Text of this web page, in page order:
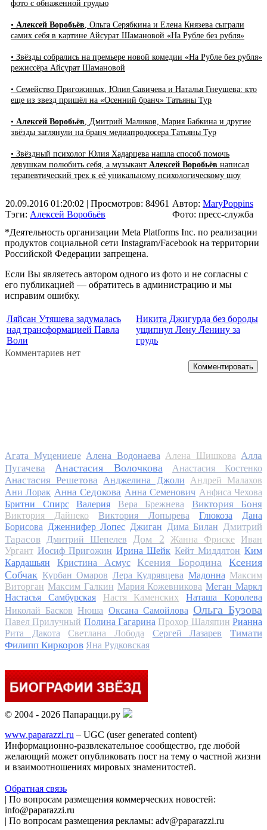
фото с обнаженной грудью
• Алексей Воробьёв, Ольга Серябкина и Елена Князева сыграли
самих себя в картине Айсурат Шамановой «На Рубле без рубля»
• Звёзды собрались на премьере новой комедии «На Рубле без рубля»
режиссёра Айсурат Шамановой
• Семейство Пригожиных, Юлия Савичева и Наталья Гнеушева: кто
еще из звезд пришёл на «Осенний бранч» Татьяны Тур
• Алексей Воробьёв, Дмитрий Маликов, Мария Бабкина и другие
звёзды заглянули на бранч медиапродюсера Татьяны Тур
• Звёздный психолог Юлия Хадарцева нашла способ помочь
девушкам полюбить себя, а музыкант Алексей Воробьёв написал
терапевтический трек к её уникальному психологическому шоу
20.09.2016 01:20:02 | Просмотров: 84961
Тэги: Алексей Воробьёв
Автор: MaryPoppins
Фото: пресс-служба
*Деятельность организации Meta Platforms Inc. по реализации
продуктов социальной сети Instagram/Facebook на территории
Российской Федерации запрещена.
Если Вы являетесь автором одного из фото и не согласны с
его публикацией — обратитесь в администрацию и мы
исправим ошибку.
Ляйсан Утяшева задумалась
над трансформацией Павла
Воли
Никита Джигурда без бороды
ущипнул Лену Ленину за
грудь
Комментариев нет
Комментировать
Агата Муцениеце Алена Водонаева Алена Шишкова Алла
Пугачева
Анастасия Волочкова Анастасия Костенко
Анастасия Решетова Анджелина Джоли
Андрей Малахов
Ани Лорак Анна Седокова Анна Семенович Анфиса Чехова
Бритни Спирс
Валерия Вера Брежнева Виктория Боня
Виктория Дайнеко Виктория Лопырева Глюкоза
Дана
Борисова Дженнифер Лопес Джиган Дима Билан Дмитрий
Тарасов
Дмитрий Шепелев Дом 2 Жанна Фриске
Иван
Ургант Иосиф Пригожин Ирина Шейк Кейт Миддлтон Ким
Кардашьян
Кристина Асмус Ксения Бородина
Ксения
Собчак Курбан Омаров Лера Кудрявцева Мадонна Максим
Виторган Максим Галкин Мария Кожевникова Меган Маркл
Настасья Самбурская
Настя Каменских
Наташа Королева
Николай Басков Нюша Оксана Самойлова Ольга Бузова
Павел Прилучный Полина Гагарина Прохор Шаляпин Рианна
Рита Дакота
Светлана Лобода Сергей Лазарев
Тимати
Филипп Киркоров Яна Рудковская
© 2004 - 2026 Папарацци.ру
www.paparazzi.ru – UGC (user generated content)
Информационно-развлекательное сообщество, где любой
желающий может опубликовать пост на тему о частной жизни
и взаимоотношениях мировых знаменитостей.
Обратная связь
| По вопросам размещения коммерческих новостей:
info@paparazzi.ru
| По вопросам размещения рекламы: adv@paparazzi.ru